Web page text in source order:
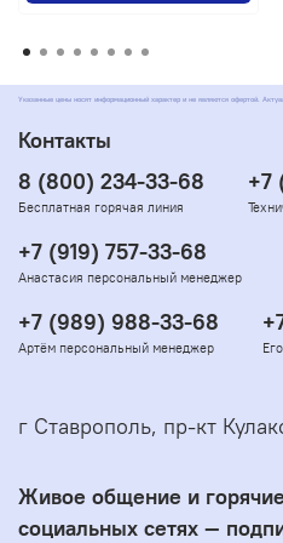
Указанные цены носят информационный характер и не являются офертой.
Контакты
8 (800) 234-33-68
Бесплатная горячая линия
+7
+7 (919) 757-33-68
Анастасия персональный менеджер
+7 (989) 988-33-68
Артём персональный менеджер
г Ставрополь, пр-кт
Живое общение и
социальных сетях —